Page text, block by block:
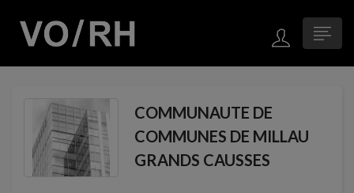
COMMUNAUTE DE
COMMUNES DE MILLAU
GRANDS CAUSSES